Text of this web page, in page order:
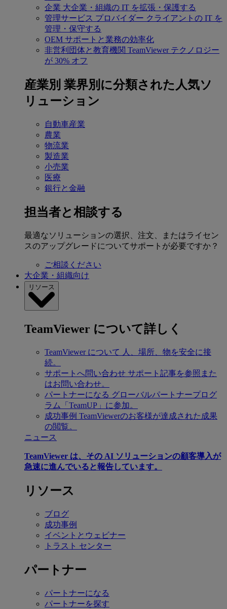
企業 大企業・組織の IT を拡張・保護する
管理サービス プロバイダー クライアントの IT を
管理・保守する
OEM サポートと業務の効率化
非営利団体と教育機関 TeamViewer テクノロジー
が 30% オフ
産業別 業界別に分類された人気ソ
リューション
自動車産業
農業
物流業
製造業
小売業
医療
銀行と金融
担当者と相談する
最適なソリューションの選択、注文、またはライセン
スのアップグレードについてサポートが必要ですか？
ご相談ください
大企業・組織向け
リソース
TeamViewer について詳しく
TeamViewer について 人、場所、物を安全に接
続。
サポートへ問い合わせ サポート記事を参照また
はお問い合わせ。
パートナーになる グローバルパートナープログ
ラム「TeamUP」に参加。
成功事例 TeamViewerのお客様が達成された成果
の閲覧。
ニュース
TeamViewer は、その AI ソリューションの顧客導入が
急速に進んでいると報告しています。
リソース
ブログ
成功事例
イベントとウェビナー
トラスト センター
パートナー
パートナーになる
パートナーを探す